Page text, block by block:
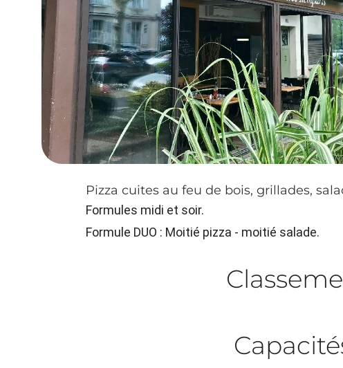
Pizza cuites au feu de bois, grillades,
Formules midi et soir.
Formule DUO : Moitié pizza - moitié salade.